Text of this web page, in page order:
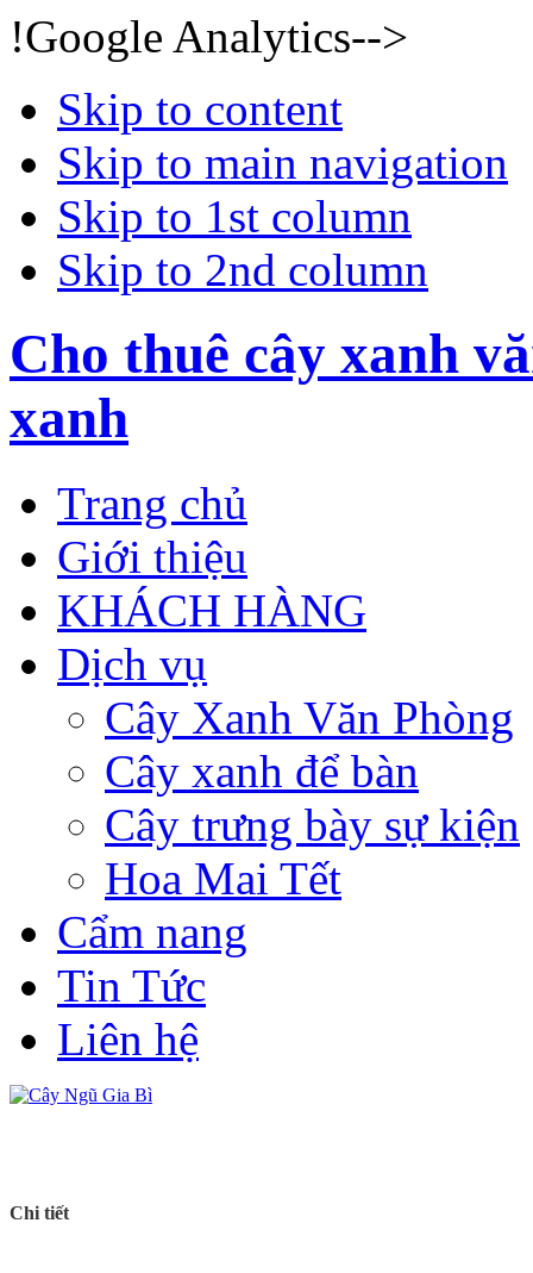
!Google Analytics-->
Skip to content
Skip to main navigation
Skip to 1st column
Skip to 2nd column
Cho thuê cây xanh
xanh
Trang chủ
Giới thiệu
KHÁCH HÀNG
Dịch vụ
Cây Xanh Văn Phòng
Cây xanh để bàn
Cây trưng bày sự kiện
Hoa Mai Tết
Cẩm nang
Tin Tức
Liên hệ
Chi tiết